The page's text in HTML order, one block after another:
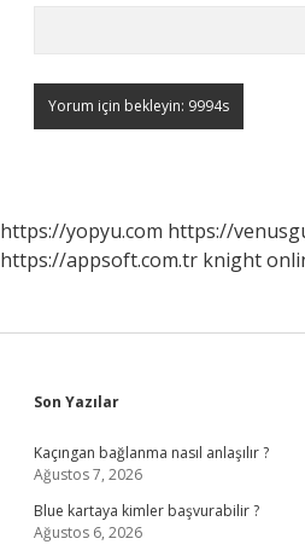
https://yopyu.com https://
https://appsoft.com.tr knight
Sidebar
Son Yazılar
Kaçıngan bağlanma nasıl anlaşılır ?
Ağustos 7, 2026
Blue kartaya kimler başvurabilir ?
Ağustos 6, 2026